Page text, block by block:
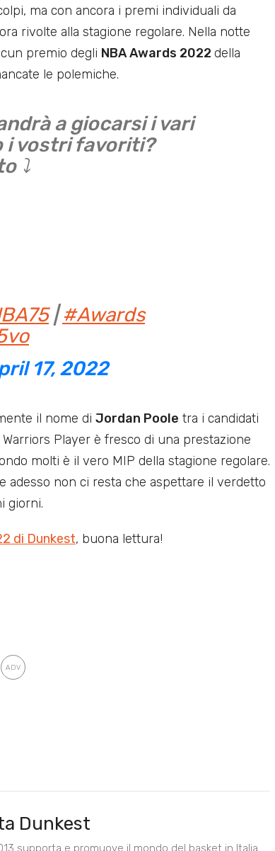
ma con ancora i premi individuali da
rivolte alla stagione regolare. Nella notte
premio degli NBA Awards 2022 della
le polemiche.
a giocarsi i vari
i vostri favoriti?
⤵️
|#Awards
17, 2022
il nome di Jordan Poole tra i candidati
Player è fresco di una prestazione
molti è il vero MIP della stagione regolare.
adesso non ci resta che aspettare il verdetto
giorni.
di Dunkest, buona lettura!
Dunkest
supporta e promuove il mondo del basket in Italia.